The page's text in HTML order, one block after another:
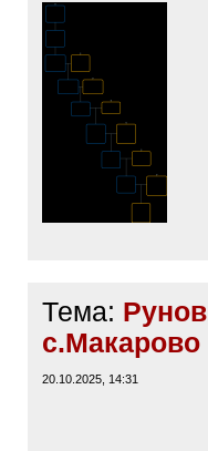
Тема:
с.Макарово
20.10.2025, 14:31